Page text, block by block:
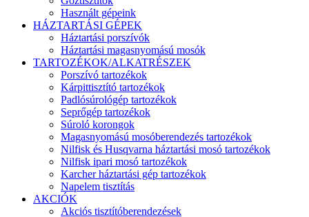
Használt gépeink
HÁZTARTÁSI GÉPEK
Háztartási porszívók
Háztartási magasnyomású mosók
TARTOZÉKOK/ALKATRÉSZEK
Porszívó tartozékok
Kárpittisztító tartozékok
Padlósúrológép tartozékok
Seprőgép tartozékok
Súroló korongok
Magasnyomású mosóberendezés tartozékok
Nilfisk és Husqvarna háztartási mosó tartozékok
Nilfisk ipari mosó tartozékok
Karcher háztartási gép tartozékok
Napelem tisztítás
AKCIÓK
Akciós tisztítóberendezések